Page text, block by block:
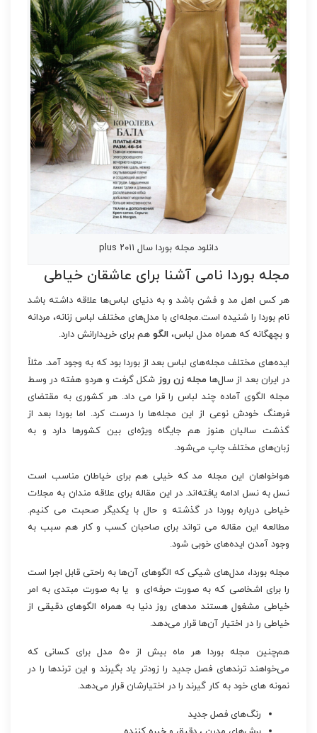
دانلود مجله بوردا سال ۲۰۱۱ plus
مجله بوردا نامی آشنا برای عاشقان خیاطی
هر کس اهل مد و فشن باشد و به دنیای لباس‌ها علاقه داشته باشد
نام بوردا را شنیده است.مجله‌ای با مدل‌های مختلف لباس زنانه، مردانه
و بچهگانه که همراه مدل لباس، الگو هم برای خریدارانش دارد.
ایده‌های مختلف مجله‌های لباس بعد از بوردا بود که به وجود آمد. مثلاً
در ایران بعد از سال‌ها مجله زن روز شکل گرفت و هردو هفته در وسط
مجله الگوی آماده چند لباس را قرا می داد. هر کشوری به مقتضای
فرهنگ خودش نوعی از این مجله‌ها را درست کرد. اما بوردا بعد از
گذشت سالیان هنوز هم جایگاه ویژه‌ای بین کشورها دارد و به
زبان‌های مختلف چاپ می‌شود.
هواخواهان این مجله مد که خیلی هم برای خیاطان مناسب است
نسل به نسل ادامه یافته‌اند. در این مقاله برای علاقه مندان به مجلات
خیاطی درباره بوردا در گذشته و حال با یکدیگر صحبت می کنیم.
مطالعه این مقاله می تواند برای صاحبان کسب و کار هم سبب به
وجود آمدن ایده‌های خوبی شود.
مجله بوردا، مدل‌های شیکی که الگوهای آن‌ها به راحتی قابل اجرا است
را برای اشخاصی که به‌ صورت حرفه‌ای و یا به صورت مبتدی به امر
خیاطی مشغول هستند مدهای روز دنیا به همراه الگوهای دقیقی از
خیاطی را در اختیار آن‌ها قرار می‌دهد.
هم‌چنین مجله بوردا هر ماه بیش از ۵۰ مدل برای کسانی که
می‌خواهند ترندهای فصل جدید را زودتر یاد بگیرند و این ترندها را در
نمونه های خود به کار گیرند را در اختیارشان قرار می‌دهد.
رنگ‌های فصل جدید